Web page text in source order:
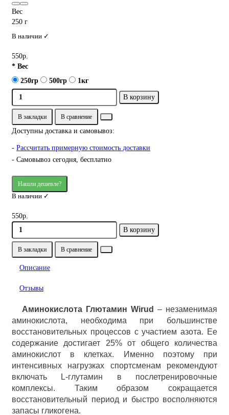
Вес
250 г
В наличии ✓
550р.
* Вес
250гр
500гр 1кг
В корзину
В закладки В сравнение
Доступны доставка и самовывоз:
- Рассчитать примерную стоимость доставки
- Самовывоз сегодня, бесплатно
Нашли дешевле?
В наличии ✓
550р.
В корзину
В закладки В сравнение
Описание
Отзывы
Аминокислота Глютамин Wirud – незаменимая
аминокислота, необходима при большинстве
восстановительных процессов с участием азота. Ее
содержание достигает 25% от общего количества
аминокислот в клетках. Именно поэтому при
интенсивных нагрузках спортсменам рекомендуют
включать L-глутамин в послетренировочные
комплексы. Таким образом сокращается
восстановительный период и быстро восполняются
запасы гликогена.